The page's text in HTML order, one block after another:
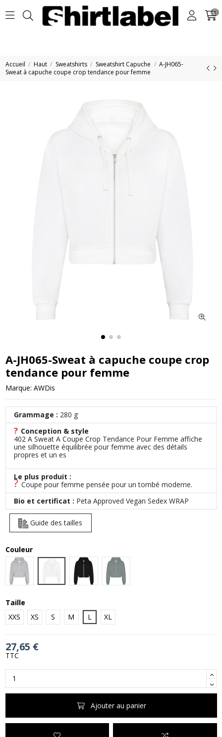
0
Accueil Haut Sweatshirts Sweatshirt Capuche
A-JH065-
Sweat à capuche coupe crop tendance pour femme
A-JH065-Sweat à capuche coupe crop
tendance pour femme
Marque: AWDis
Grammage : 280 g
? Conception & style
402 A Sweat A Coupe Crop Tendance Pour Femme affiche
une silhouette équilibrée pour femme avec des détails
propres et un es
Le plus produit :
? Coupe pour femme pensée pour un tombé moderne.
Bio et certificat : Peta Approved Vegan Sedex WRAP
Guide des tailles
Couleur
Heather Grey
Arctic White
Deep Black Dusty Green
Taille
XXS
XS S M L XL
27,65 €
TTC
Ajouter au panier